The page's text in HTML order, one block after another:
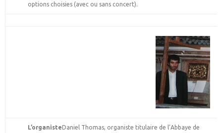
options choisies (avec ou sans concert).
L’organisteDaniel Thomas, organiste titulaire de l’Abbaye de